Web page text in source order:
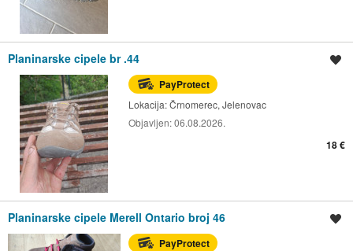
Planinarske cipele br .44
PayProtect
Lokacija:Črnomerec, Jelenovac
Objavljen:06.08.2026.
18 €
Planinarske cipele Merell Ontario broj 46
PayProtect